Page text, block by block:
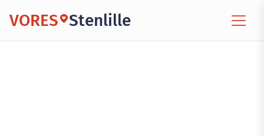
VORES Stenlille